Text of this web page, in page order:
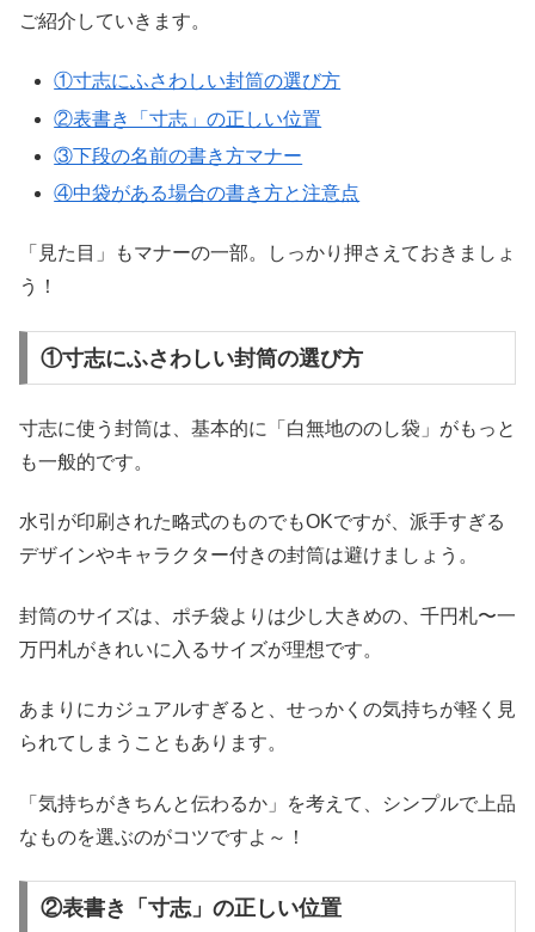
ご紹介していきます。
①寸志にふさわしい封筒の選び方
②表書き「寸志」の正しい位置
③下段の名前の書き方マナー
④中袋がある場合の書き方と注意点
「見た目」もマナーの一部。しっかり押さえておきましょ
う！
①寸志にふさわしい封筒の選び方
寸志に使う封筒は、基本的に「白無地ののし袋」がもっと
も一般的です。
水引が印刷された略式のものでもOKですが、派手すぎる
デザインやキャラクター付きの封筒は避けましょう。
封筒のサイズは、ポチ袋よりは少し大きめの、千円札〜一
万円札がきれいに入るサイズが理想です。
あまりにカジュアルすぎると、せっかくの気持ちが軽く見
られてしまうこともあります。
「気持ちがきちんと伝わるか」を考えて、シンプルで上品
なものを選ぶのがコツですよ～！
②表書き「寸志」の正しい位置